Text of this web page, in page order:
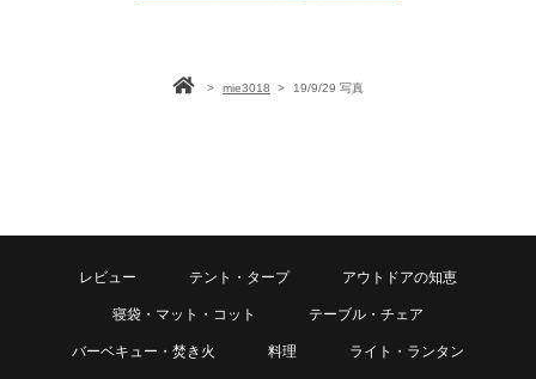
> mie3018 > 19/9/29 写真
レビュー テント・タープ アウトドアの知恵
寝袋・マット・コット テーブル・チェア
バーベキュー・焚き火 料理 ライト・ランタン